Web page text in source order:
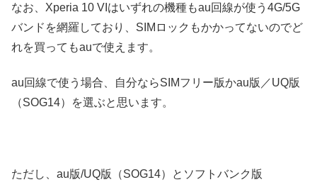
なお、Xperia 10 VIはいずれの機種もau回線が使う4G/5G
バンドを網羅しており、SIMロックもかかってないのでど
れを買ってもauで使えます。
au回線で使う場合、自分ならSIMフリー版かau版／UQ版
（SOG14）を選ぶと思います。
ただし、au版/UQ版（SOG14）とソフトバンク版